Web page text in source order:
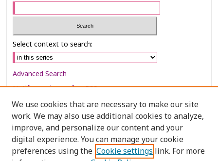
Select context to search:
Advanced Search
Notify me via email orRSS
Browse
Collections
Disciplines
Authors
We use cookies that are necessary to make our site
work. We may also use additional cookies to analyze,
improve, and personalize our content and your
digital experience. You can manage your cookie
preferences using the Cookie settings link. For more